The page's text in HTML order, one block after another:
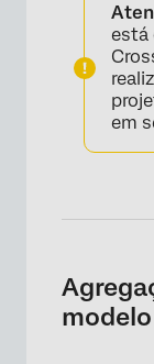
está
em